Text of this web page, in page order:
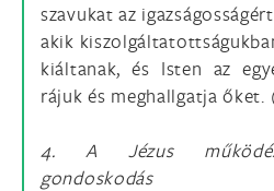
szavukat az
akik
kiáltanak, és Isten az
rájuk és meghallgatja őket.
4. A Jézus
gondoskodás